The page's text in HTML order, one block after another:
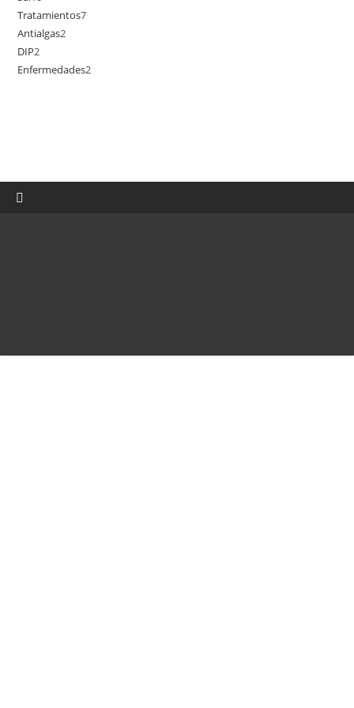
productos
Tratamientos77
Antialgas22
DIP22
productos
Enfermedades22